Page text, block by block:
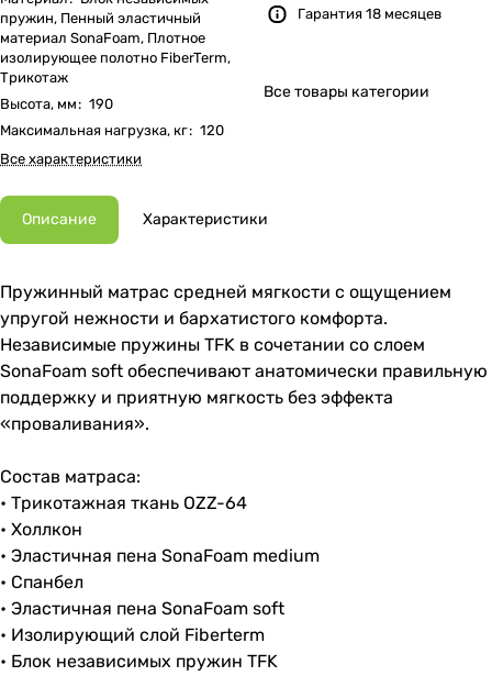
пружин, Пенный эластичный
материал SonaFoam, Плотное
изолирующее полотно FiberTerm,
Трикотаж
Высота, мм: 190
Максимальная нагрузка, кг: 120
Все характеристики
Гарантия 18 месяцев
Все товары категории
Описание Характеристики
Пружинный матрас средней мягкости с ощущением
упругой нежности и бархатистого комфорта.
Независимые пружины TFK в сочетании со слоем
SonaFoam soft обеспечивают анатомически правильную
поддержку и приятную мягкость без эффекта
«проваливания».
Состав матраса:
• Трикотажная ткань OZZ-64
• Холлкон
• Эластичная пена SonaFoam medium
• Спанбел
• Эластичная пена SonaFoam soft
• Изолирующий слой Fiberterm
• Блок независимых пружин TFK